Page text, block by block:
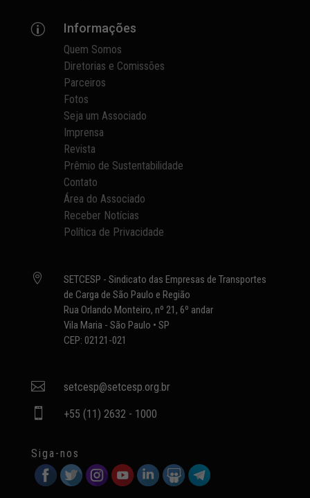
p Informações
Quem Somos
Diretorias e Comissões
Parceiros
Fotos
Seja um Associado
Imprensa
Revista
Prêmio de Sustentabilidade
Contato
Área do Associado
Receber Notícias
Política de Privacidade

SETCESP - Sindicato das Empresas de Transportes
de Carga de São Paulo e Região
Rua Orlando Monteiro, nº 21, 6º andar
Vila Maria - São Paulo • SP
CEP: 02121-021
 setcesp@setcesp.org.br
 +55 (11) 2632 - 1000
Siga-nos